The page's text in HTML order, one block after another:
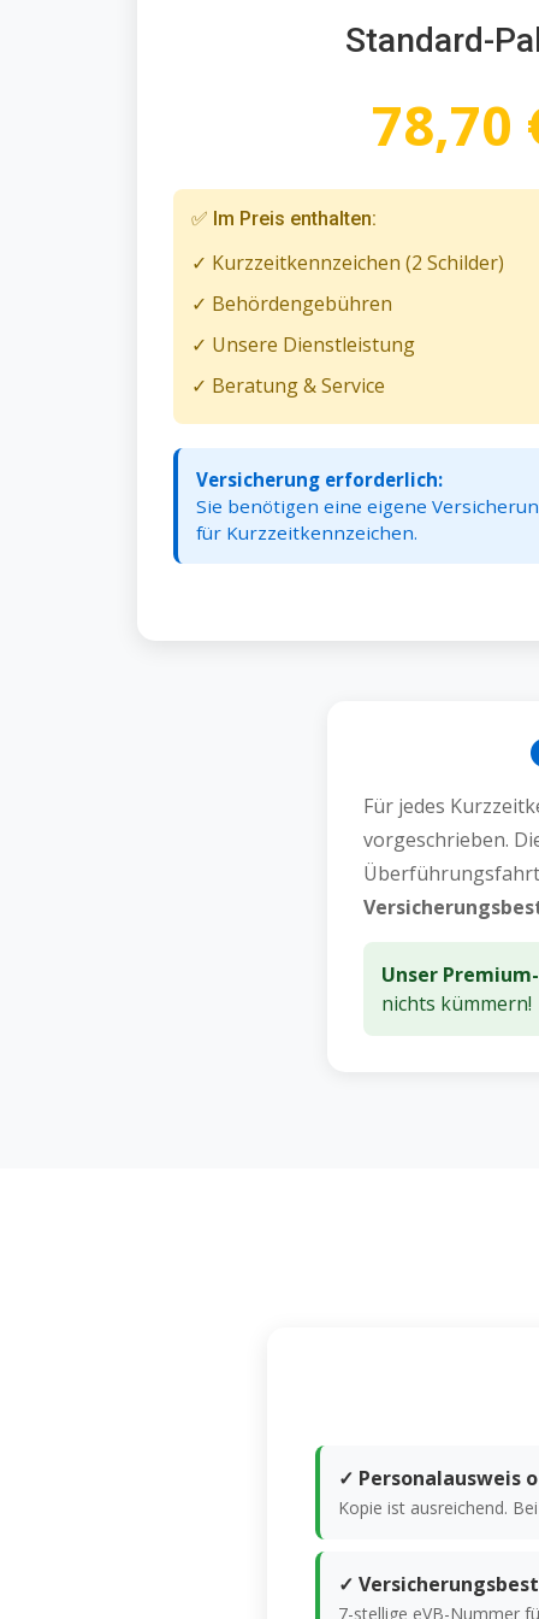
Standard-
78,70
✅ Im Preis enthalten:
✓ Kurzzeitkennzeichen (2 Schilder)
✓ Behördengebühren
✓ Unsere Dienstleistung
✓ Beratung & Service
Versicherung erforderlich:
Sie benötigen eine eigene
für Kurzzeitkennzeichen.
Für jedes
vorgeschrieben.
Unser
nichts kümmern!
✓ Personalausweis
Kopie ist ausreichend.
✓
7-stellige eVB-Nummer